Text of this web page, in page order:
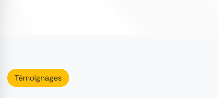
Témoignages